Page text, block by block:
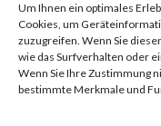
Um Ihnen ein optimales
Cookies, um
zuzugreifen. Wenn Sie
wie das Surfverhalten oder
Wenn Sie Ihre Zustimmung
bestimmte Merkmale und